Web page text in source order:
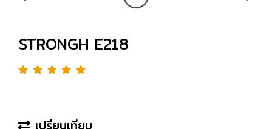
STRONGH E218
เปรียบเทียบ